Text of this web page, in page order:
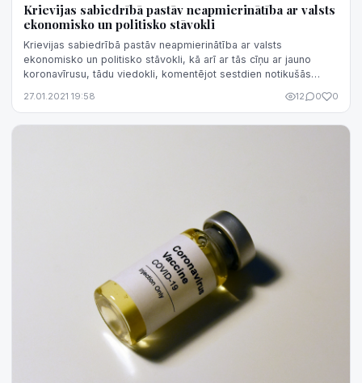
Krievijas sabiedrībā pastāv neapmierinātība ar valsts
ekonomisko un politisko stāvokli
Krievijas sabiedrībā pastāv neapmierinātība ar valsts
ekonomisko un politisko stāvokli, kā arī ar tās cīņu ar jauno
koronavīrusu, tādu viedokli, komentējot sestdien notikušās
27.01.2021 19:58 12 0 0